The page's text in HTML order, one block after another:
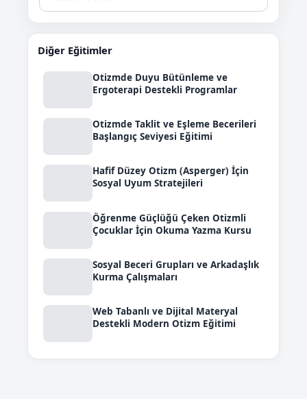
Diğer Eğitimler
Otizmde Duyu Bütünleme ve
Ergoterapi Destekli Programlar
Otizmde Taklit ve Eşleme Becerileri
Başlangıç Seviyesi Eğitimi
Hafif Düzey Otizm (Asperger) İçin
Sosyal Uyum Stratejileri
Öğrenme Güçlüğü Çeken Otizmli
Çocuklar İçin Okuma Yazma Kursu
Sosyal Beceri Grupları ve Arkadaşlık
Kurma Çalışmaları
Web Tabanlı ve Dijital Materyal
Destekli Modern Otizm Eğitimi